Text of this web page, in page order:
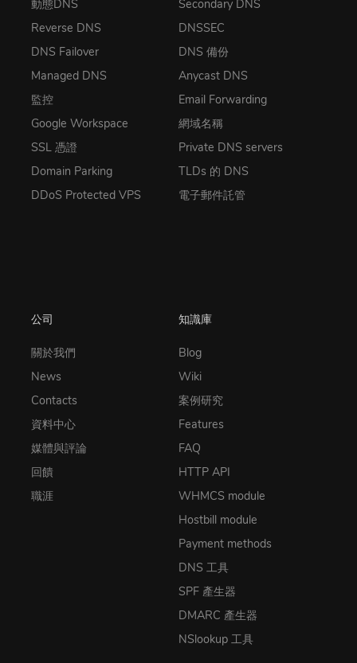
動態DNS
Reverse DNS
DNS Failover
Managed DNS
監控
Google Workspace
SSL 憑證
Domain Parking
DDoS Protected VPS
Secondary DNS
DNSSEC
DNS 備份
Anycast DNS
Email Forwarding
網域名稱
Private DNS servers
TLDs 的 DNS
電子郵件託管
公司
關於我們
News
Contacts
資料中心
媒體與評論
回饋
職涯
知識庫
Blog
Wiki
案例研究
Features
FAQ
HTTP API
WHMCS module
Hostbill module
Payment methods
DNS 工具
SPF 產生器
DMARC 產生器
NSlookup 工具